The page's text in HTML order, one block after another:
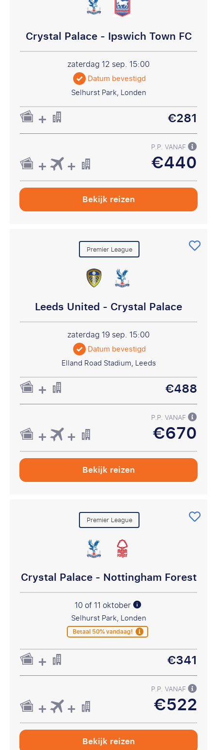
Crystal Palace - Ipswich Town FC
zaterdag 12 sep. 15:00
Datum bevestigd
Selhurst Park, Londen
€281
P.P. VANAF
€440
Bekijk reizen
Premier League
Leeds United - Crystal Palace
zaterdag 19 sep. 15:00
Datum bevestigd
Elland Road Stadium, Leeds
€488
P.P. VANAF
€670
Bekijk reizen
Premier League
Crystal Palace - Nottingham Forest
10 of 11 oktober
Selhurst Park, Londen
Betaal 50% vandaag!
€341
P.P. VANAF
€522
Bekijk reizen